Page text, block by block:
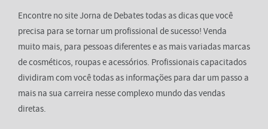
Encontre no site Jorna de Debates todas as dicas que você
precisa para se tornar um profissional de sucesso! Venda
muito mais, para pessoas diferentes e as mais variadas marcas
de cosméticos, roupas e acessórios. Profissionais capacitados
dividiram com você todas as informações para dar um passo a
mais na sua carreira nesse complexo mundo das vendas
diretas.